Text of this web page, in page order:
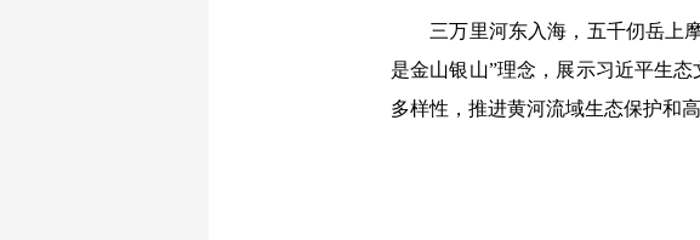
三万里河东入海，五千仞岳上摩
是金山银山”理念，展示习近平生
多样性，推进黄河流域生态保护和